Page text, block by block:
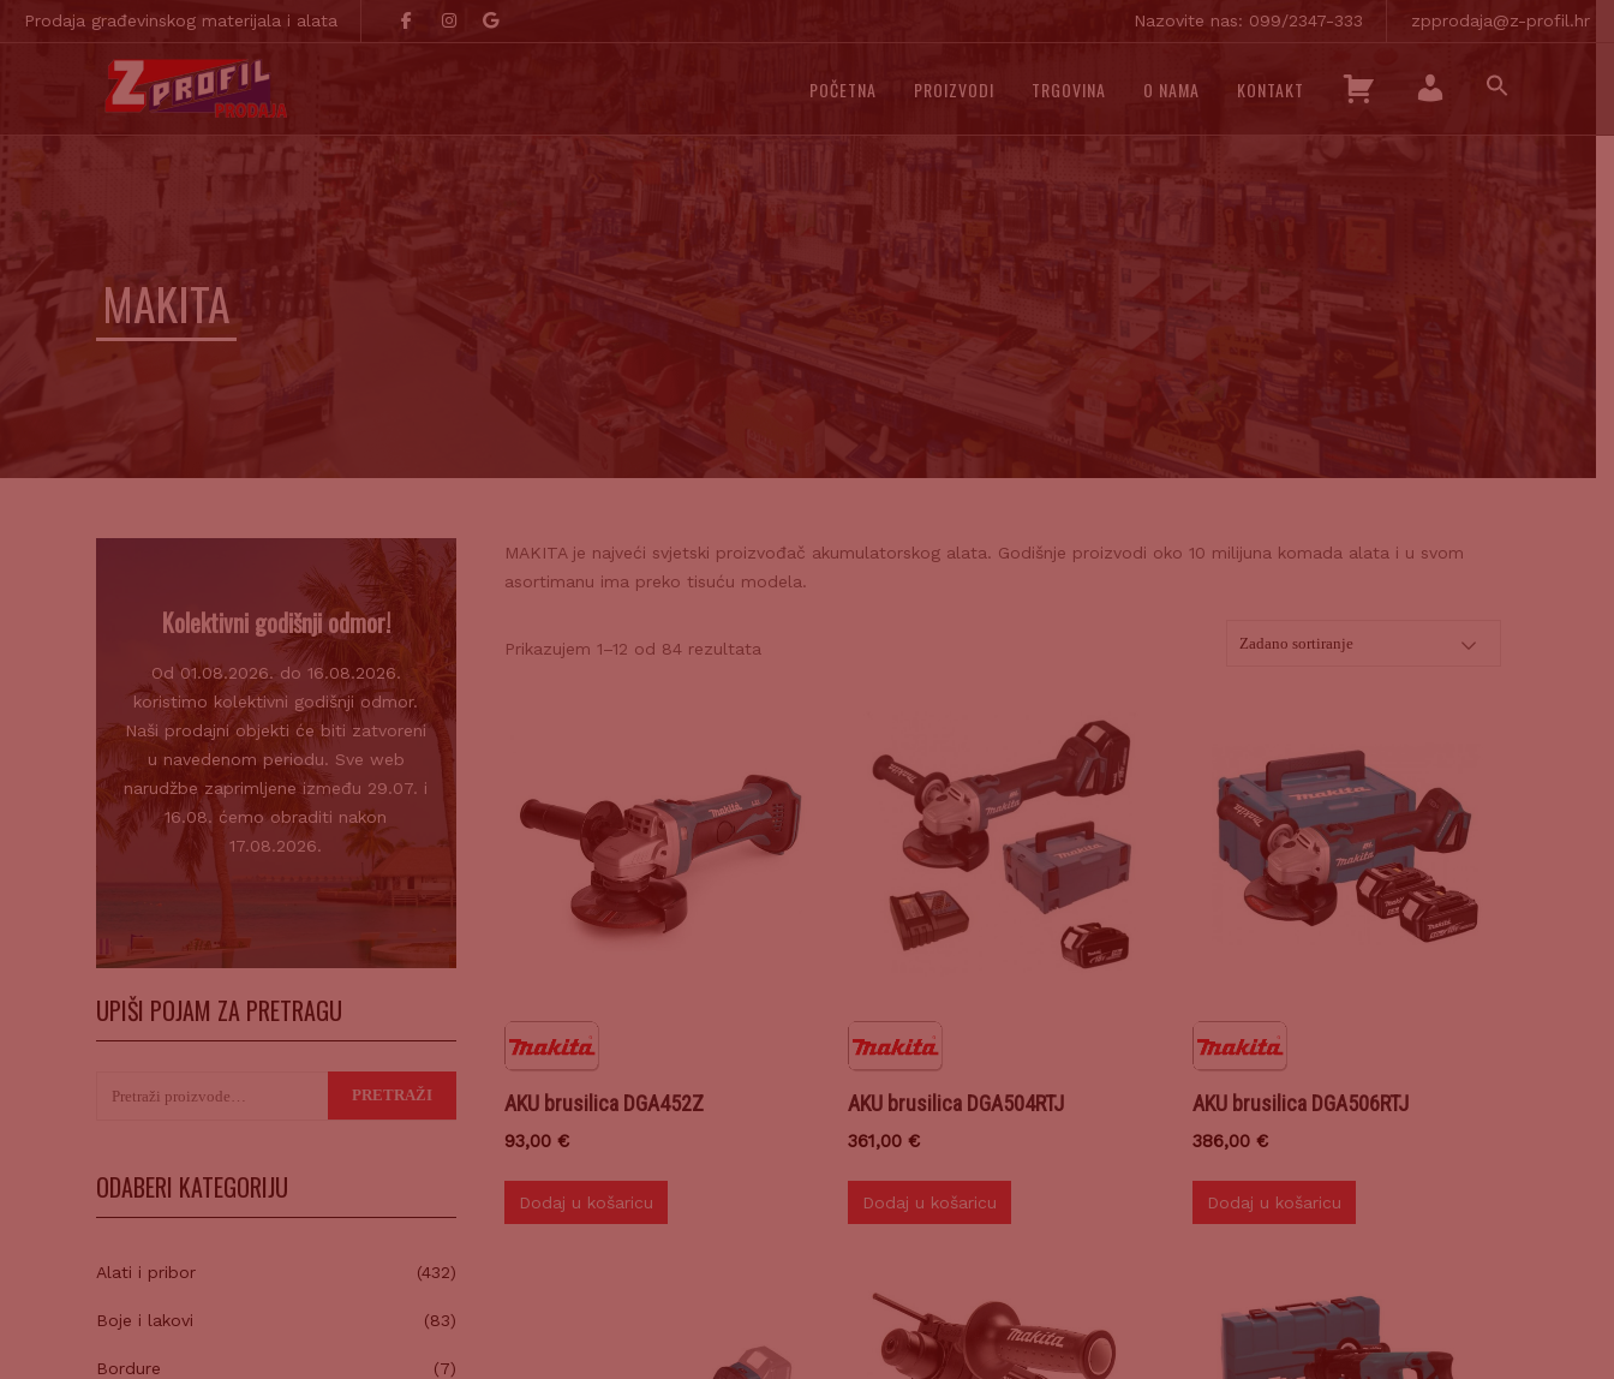
Prodaja građevinskog materijala i alata Nazovite nas: 099/2347-333 zpprodaja@z-profil.hr
POČETNA PROIZVODI TRGOVINA O NAMA KONTAKT
Š
O
MAKITA
MAKITA je najveći svjetski proizvođač akumulatorskog alata. Godišnje proizvodi oko 10 milijuna komada alata i u svom
asortimanu ima preko tisuću modela.
Prikazujem 1–12 od 84 rezultata
AKU brusilica DGA452Z
93,00 €
Dodaj u košaricu
AKU brusilica DGA504RTJ
361,00€
Dodaj u košaricu
AKU brusilica DGA506RTJ
386,00 €
Dodaj u košaricu
Kolektivni godišnji odmor!
Od 01.08.2026. do 16.08.2026.
koristimo kolektivni godišnji odmor.
Naši prodajni objekti će biti zatvoreni
u navedenom periodu. Sve web
narudžbe zaprimljene između 29.07. i
16.08. ćemo obraditi nakon
17.08.2026.
UPIŠI POJAM ZA PRETRAGU
PRETRAŽI
ODABERI KATEGORIJU
Alati i pribor (432)
Boje i lakovi (83)
Bordure (7)